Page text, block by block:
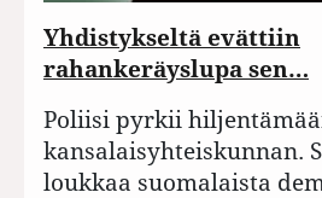
Yhdistykseltä evättiin
rahankeräyslupa sen…
Poliisi pyrkii
kansalaisyhteiskunnan.
loukkaa suomalaista